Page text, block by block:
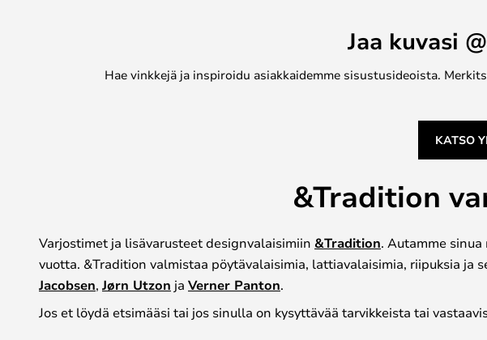
Jaa kuvasi
Hae vinkkejä ja inspiroidu asiakkaidemme sisustusideoista.
KATSO
&Tradition
Varjostimet ja lisävarusteet designvalaisimiin &Tradition. Autamme
vuotta. &Tradition valmistaa pöytävalaisimia, lattiavalaisimia, riipuksia
Jacobsen, Jørn Utzon ja Verner Panton.
Jos et löydä etsimääsi tai jos sinulla on kysyttävää tarvikkeista tai